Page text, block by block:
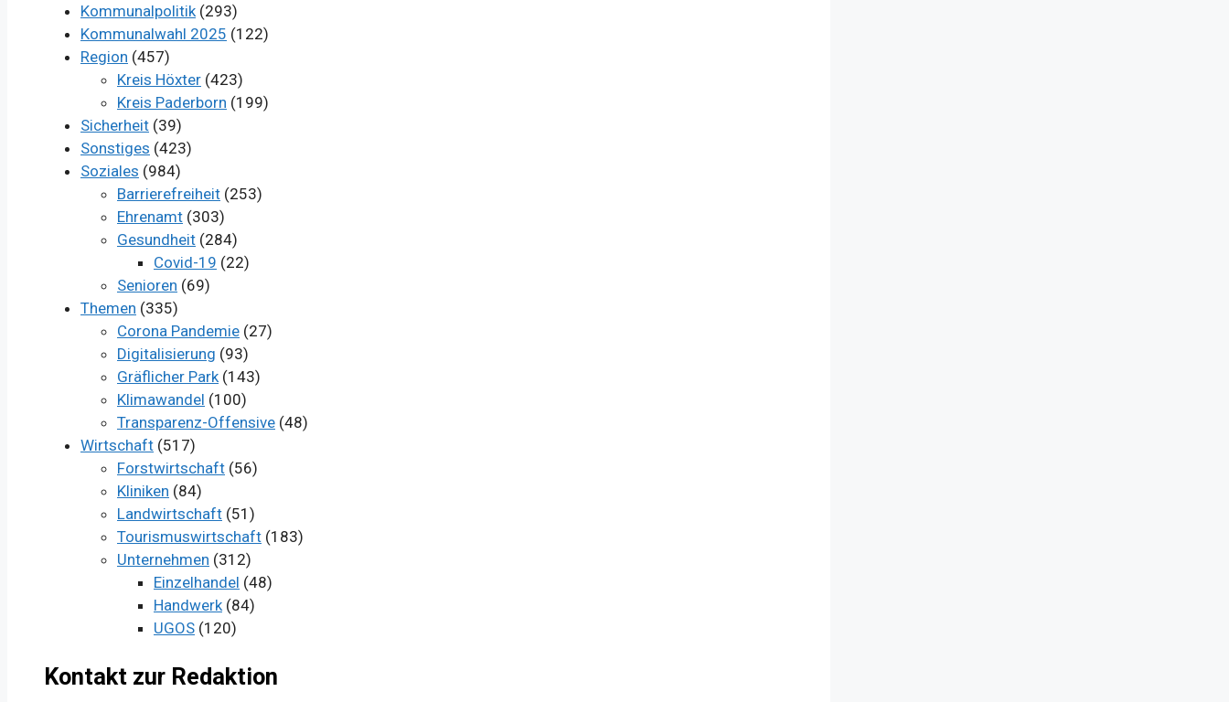
Kommunalpolitik (293)
Kommunalwahl 2025 (122)
Region (457)
Kreis Höxter (423)
Kreis Paderborn (199)
Sicherheit (39)
Sonstiges (423)
Soziales (984)
Barrierefreiheit (253)
Ehrenamt (303)
Gesundheit (284)
Covid-19 (22)
Senioren (69)
Themen (335)
Corona Pandemie (27)
Digitalisierung (93)
Gräflicher Park (143)
Klimawandel (100)
Transparenz-Offensive (48)
Wirtschaft (517)
Forstwirtschaft (56)
Kliniken (84)
Landwirtschaft (51)
Tourismuswirtschaft (183)
Unternehmen (312)
Einzelhandel (48)
Handwerk (84)
UGOS (120)
Kontakt zur Redaktion